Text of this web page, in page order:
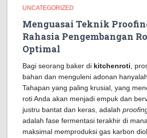
UNCATEGORIZED
Menguasai Teknik
Rahasia Pengembangan
Optimal
Bagi seorang baker di kitchenroti ,
bahan dan menguleni adonan
Tahapan yang paling krusial, yang
roti Anda akan menjadi empuk dan
justru bantat dan keras, adalah
adalah fase fermentasi terakhir di
maksimal memproduksi gas karbon